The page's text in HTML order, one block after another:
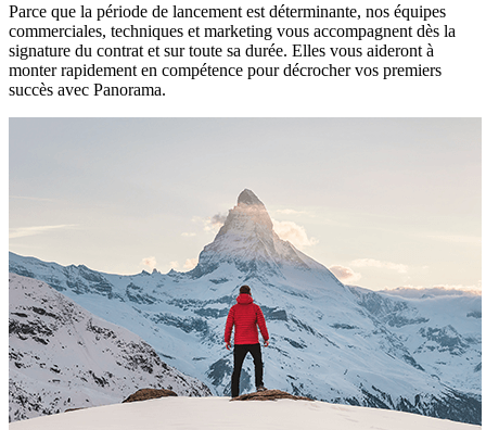
Parce que la période de lancement est déterminante, nos équipes
commerciales, techniques et marketing vous accompagnent dès la
signature du contrat et sur toute sa durée. Elles vous aideront à
monter rapidement en compétence pour décrocher vos premiers
succès avec Panorama.